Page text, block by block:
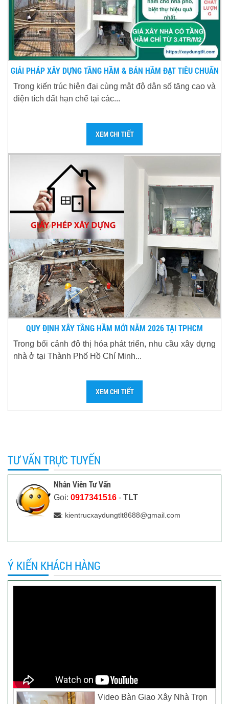
GIẢI PHÁP XÂY DỰNG TẦNG HẦM & BÁN HẦM ĐẠT TIÊU CHUẨN
Trong kiến trúc hiện đại cùng mật độ dân số tăng cao và
diện tích đất hạn chế tại các...
XEM CHI TIẾT
QUY ĐỊNH XÂY TẦNG HẦM MỚI NĂM 2026 TẠI TPHCM
Trong bối cảnh đô thị hóa phát triển, nhu cầu xây dựng
nhà ở tại Thành Phố Hồ Chí Minh...
XEM CHI TIẾT
TƯ VẤN TRỰC TUYẾN
Nhân Viên Tư Vấn
Gọi:0917341516 -TLT
: kientrucxaydungtlt8688@gmail.com
Ý KIẾN KHÁCH HÀNG
Video Bàn Giao Xây Nhà Trọn